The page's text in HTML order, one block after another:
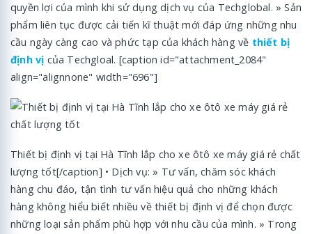
quyền lợi của mình khi sử dụng dịch vụ của Techglobal. » Sản
phẩm liên tục được cải tiến kĩ thuật mới đáp ứng những nhu
cầu ngày càng cao và phức tạp của khách hàng về thiết bị
định vị của Techgloal. [caption id="attachment_2084"
align="alignnone" width="696"]
Thiết bị định vị tại Hà Tĩnh lắp cho xe ôtô xe máy giá rẻ chất
lượng tốt[/caption] • Dịch vụ: » Tư vấn, chăm sóc khách
hàng chu đáo, tận tình tư vấn hiệu quả cho những khách
hàng không hiểu biết nhiều về thiết bị định vị để chọn được
những loại sản phẩm phù hợp với nhu cầu của mình. » Trong